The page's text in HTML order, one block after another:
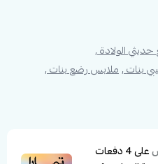
قماش تريكو ناعم يضمن
هادئة،مما يجعله مناسبًاالولادة ,
بنات ,ملابس رضع بنات ,
على4دفعات